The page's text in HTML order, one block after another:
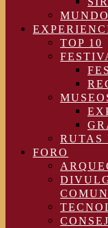
TOP 10
RUTAS
FORO